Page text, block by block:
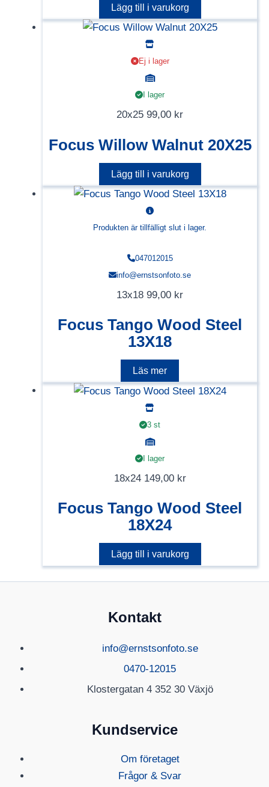
Lägg till i varukorg
Ej i lager
I lager
20x25 99,00 kr
Focus Willow Walnut 20X25
Lägg till i varukorg
Produkten är tillfälligt slut i lager.
047012015
info@ernstsonfoto.se
13x18 99,00 kr
Focus Tango Wood Steel
13X18
Läs mer
3 st
I lager
18x24 149,00 kr
Focus Tango Wood Steel
18X24
Lägg till i varukorg
Kontakt
info@ernstsonfoto.se
0470-12015
Klostergatan 4 352 30 Växjö
Kundservice
Om företaget
Frågor & Svar